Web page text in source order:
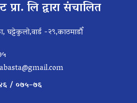
लि द्वारा संचालित
घट्टेकुलो,वार्ड -२९,काठमाडौँ
/ ०७५–७६